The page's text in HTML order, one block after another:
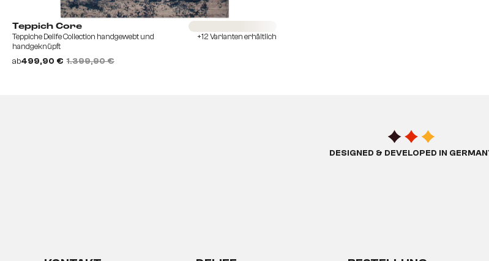
Teppich Core
Teppiche Delife Collection handgewebt und
handgeknüpft
ab499,90 € 1.399,90 €
+12 Varianten erhältlich
DESIGNED & DEVELOPED IN